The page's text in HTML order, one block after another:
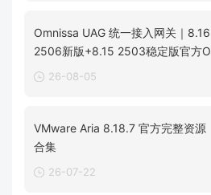
Omnissa UAG 统一接入网关｜8.16
2506新版+8.15 2503稳定版官方O
26-08-05
VMware Aria 8.18.7 官方完整资源
合集
26-07-22